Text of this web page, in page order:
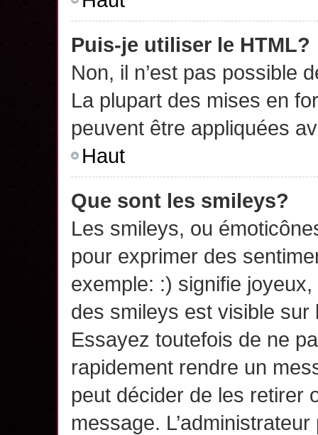
Puis-je utiliser le HTML?
Non, il n’est pas possible
La plupart des mises en
peuvent être appliquées
Haut
Que sont les smileys?
Les smileys, ou
pour exprimer des
exemple: :) signifie
des smileys est visible
Essayez toutefois de ne
rapidement rendre un
peut décider de les retirer
message.